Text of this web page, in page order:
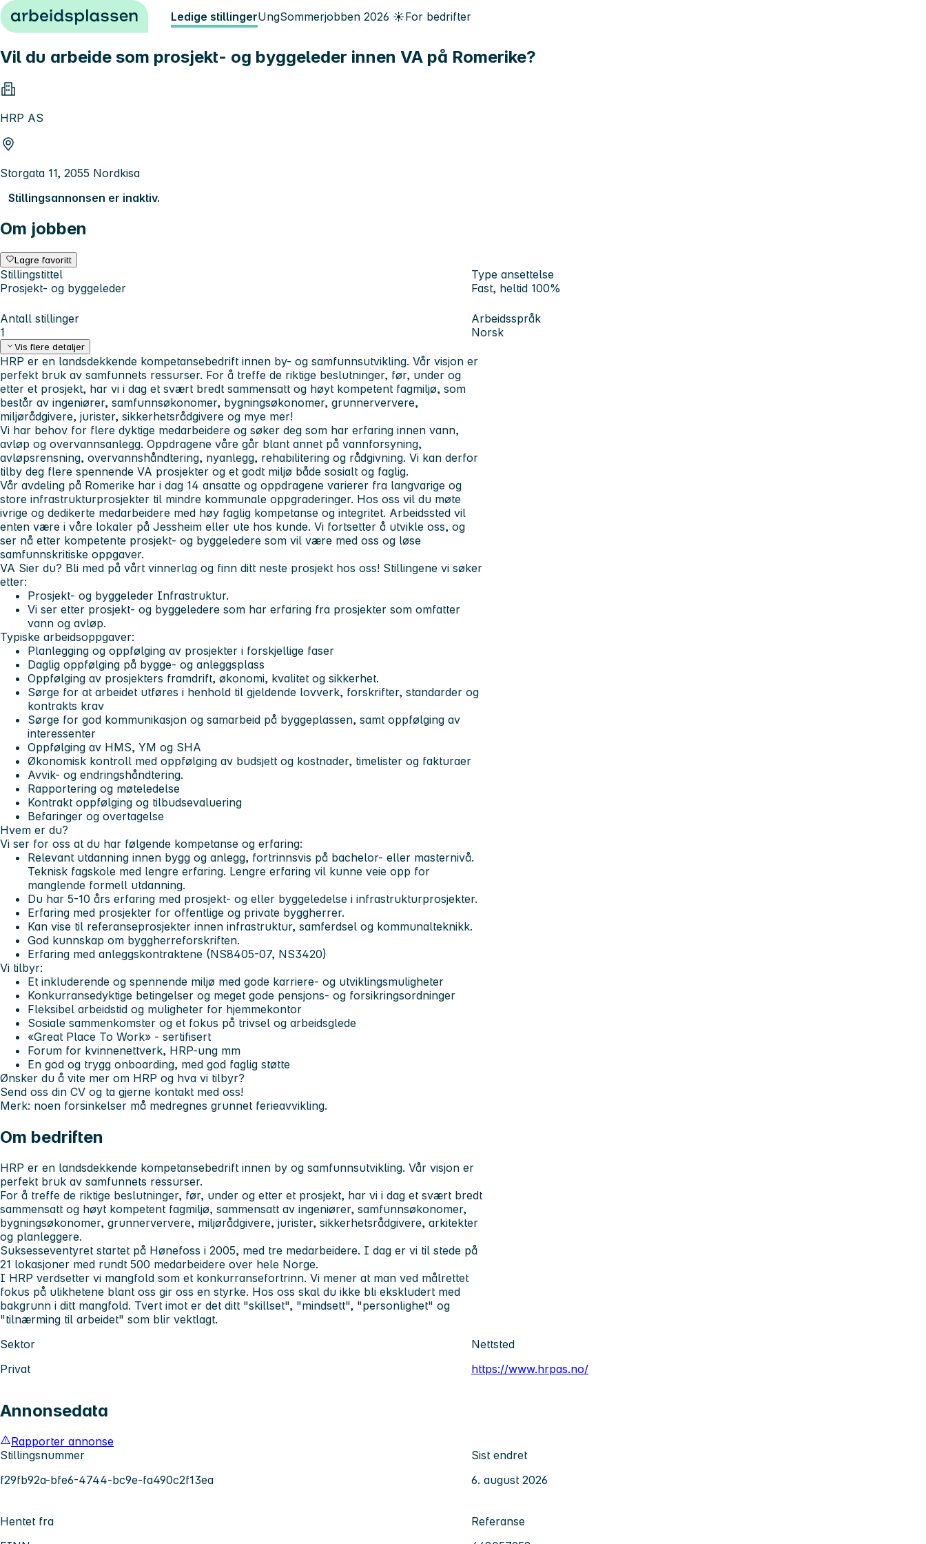
Hopp til innhold Ledige stillingerUngSommerjobben 2026 ☀️For bedrifter
Vil du arbeide som prosjekt- og byggeleder innen VA på Romerike?
HRP AS
Storgata 11, 2055 Nordkisa
Stillingsannonsen er inaktiv.
Om jobben
Lagre favoritt
Stillingstittel
Prosjekt- og byggeleder
Type ansettelse
Fast, heltid 100%
Antall stillinger
1
Arbeidsspråk
Norsk
Vis flere detaljer
HRP er en landsdekkende kompetansebedrift innen by- og samfunnsutvikling. Vår visjon er
perfekt bruk av samfunnets ressurser. For å treffe de riktige beslutninger, før, under og
etter et prosjekt, har vi i dag et svært bredt sammensatt og høyt kompetent fagmiljø, som
består av ingeniører, samfunnsøkonomer, bygningsøkonomer, grunnerververe,
miljørådgivere, jurister, sikkerhetsrådgivere og mye mer!
Vi har behov for flere dyktige medarbeidere og søker deg som har erfaring innen vann,
avløp og overvannsanlegg. Oppdragene våre går blant annet på vannforsyning,
avløpsrensning, overvannshåndtering, nyanlegg, rehabilitering og rådgivning. Vi kan derfor
tilby deg flere spennende VA prosjekter og et godt miljø både sosialt og faglig.
Vår avdeling på Romerike har i dag 14 ansatte og oppdragene varierer fra langvarige og
store infrastrukturprosjekter til mindre kommunale oppgraderinger. Hos oss vil du møte
ivrige og dedikerte medarbeidere med høy faglig kompetanse og integritet. Arbeidssted vil
enten være i våre lokaler på Jessheim eller ute hos kunde. Vi fortsetter å utvikle oss, og
ser nå etter kompetente prosjekt- og byggeledere som vil være med oss og løse
samfunnskritiske oppgaver.
VA Sier du? Bli med på vårt vinnerlag og finn ditt neste prosjekt hos oss! Stillingene vi søker
etter:
Prosjekt- og byggeleder Infrastruktur.
Vi ser etter prosjekt- og byggeledere som har erfaring fra prosjekter som omfatter
vann og avløp.
Typiske arbeidsoppgaver:
Planlegging og oppfølging av prosjekter i forskjellige faser
Daglig oppfølging på bygge- og anleggsplass
Oppfølging av prosjekters framdrift, økonomi, kvalitet og sikkerhet.
Sørge for at arbeidet utføres i henhold til gjeldende lovverk, forskrifter, standarder og
kontrakts krav
Sørge for god kommunikasjon og samarbeid på byggeplassen, samt oppfølging av
interessenter
Oppfølging av HMS, YM og SHA
Økonomisk kontroll med oppfølging av budsjett og kostnader, timelister og fakturaer
Avvik- og endringshåndtering.
Rapportering og møteledelse
Kontrakt oppfølging og tilbudsevaluering
Befaringer og overtagelse
Hvem er du?
Vi ser for oss at du har følgende kompetanse og erfaring:
Relevant utdanning innen bygg og anlegg, fortrinnsvis på bachelor- eller masternivå.
Teknisk fagskole med lengre erfaring. Lengre erfaring vil kunne veie opp for
manglende formell utdanning.
Du har 5-10 års erfaring med prosjekt- og eller byggeledelse i infrastrukturprosjekter.
Erfaring med prosjekter for offentlige og private byggherrer.
Kan vise til referanseprosjekter innen infrastruktur, samferdsel og kommunalteknikk.
God kunnskap om byggherreforskriften.
Erfaring med anleggskontraktene (NS8405-07, NS3420)
Vi tilbyr:
Et inkluderende og spennende miljø med gode karriere- og utviklingsmuligheter
Konkurransedyktige betingelser og meget gode pensjons- og forsikringsordninger
Fleksibel arbeidstid og muligheter for hjemmekontor
Sosiale sammenkomster og et fokus på trivsel og arbeidsglede
«Great Place To Work» - sertifisert
Forum for kvinnenettverk, HRP-ung mm
En god og trygg onboarding, med god faglig støtte
Ønsker du å vite mer om HRP og hva vi tilbyr?
Send oss din CV og ta gjerne kontakt med oss!
Merk: noen forsinkelser må medregnes grunnet ferieavvikling.
Om bedriften
HRP er en landsdekkende kompetansebedrift innen by og samfunnsutvikling. Vår visjon er
perfekt bruk av samfunnets ressurser.
For å treffe de riktige beslutninger, før, under og etter et prosjekt, har vi i dag et svært bredt
sammensatt og høyt kompetent fagmiljø, sammensatt av ingeniører, samfunnsøkonomer,
bygningsøkonomer, grunnerververe, miljørådgivere, jurister, sikkerhetsrådgivere, arkitekter
og planleggere.
Suksesseventyret startet på Hønefoss i 2005, med tre medarbeidere. I dag er vi til stede på
21 lokasjoner med rundt 500 medarbeidere over hele Norge.
I HRP verdsetter vi mangfold som et konkurransefortrinn. Vi mener at man ved målrettet
fokus på ulikhetene blant oss gir oss en styrke. Hos oss skal du ikke bli ekskludert med
bakgrunn i ditt mangfold. Tvert imot er det ditt "skillset", "mindsett", "personlighet" og
"tilnærming til arbeidet" som blir vektlagt.
Sektor
Privat
Nettsted
https://www.hrpas.no/
Annonsedata
Rapporter annonse
Stillingsnummer
f29fb92a-bfe6-4744-bc9e-fa490c2f13ea
Sist endret
6. august 2026
Hentet fra
Referanse